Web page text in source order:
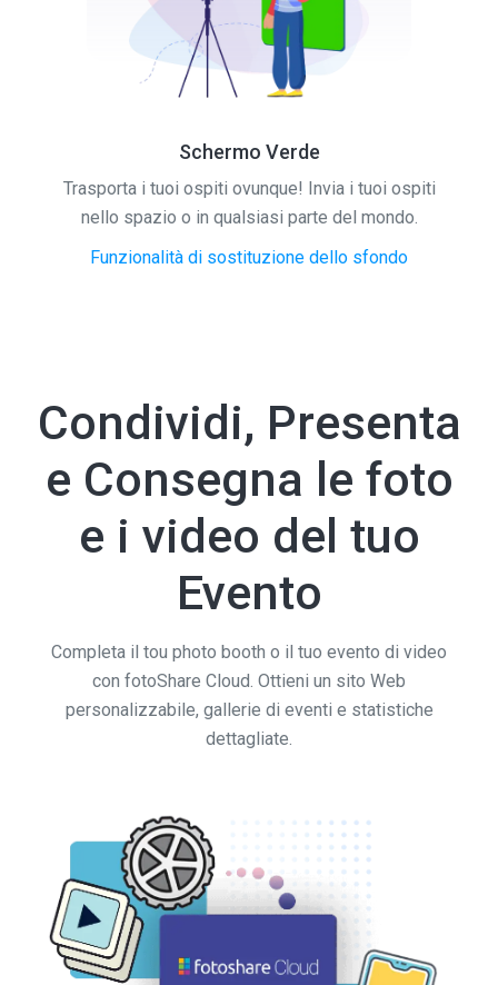
Schermo Verde
Trasporta i tuoi ospiti ovunque! Invia i tuoi ospiti
nello spazio o in qualsiasi parte del mondo.
Funzionalità di sostituzione dello sfondo
Condividi, Presenta
e Consegna le foto
e i video del tuo
Evento
Completa il tou photo booth o il tuo evento di video
con fotoShare Cloud. Ottieni un sito Web
personalizzabile, gallerie di eventi e statistiche
dettagliate.